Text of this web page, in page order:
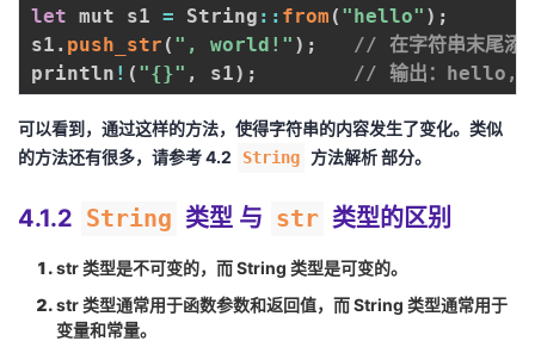
let mut s1 = String : : from ( "hello" ) ;
s1 . push_str ( ", world!" ) ;
// 在字符串末尾添
println ! ( "{}" , s1) ; // 输出：hello,
可以看到，通过这样的方法，使得字符串的内容发生了变化。类似
的方法还有很多，请参考4.2 String 方法解析部分。
4.1.2 String 类型 与 str 类型的区别
str类型是不可变的，而String 类型是可变的。
str类型通常用于函数参数和返回值，而String 类型通常用于
变量和常量。